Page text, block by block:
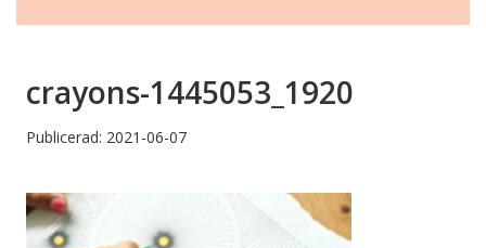
crayons-1445053_1920
Publicerad: 2021-06-07